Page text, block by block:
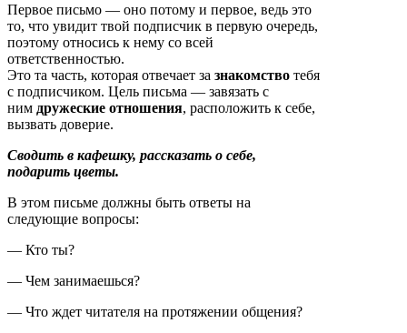
Первое письмо — оно потому и первое, ведь это
то, что увидит твой подписчик в первую очередь,
поэтому относись к нему со всей
ответственностью.
Это та часть, которая отвечает за знакомство тебя
с подписчиком. Цель письма — завязать с
ним дружеские отношения, расположить к себе,
вызвать доверие.
Сводить в кафешку, рассказать о себе,
подарить цветы.
В этом письме должны быть ответы на
следующие вопросы:
— Кто ты?
— Чем занимаешься?
— Что ждет читателя на протяжении общения?